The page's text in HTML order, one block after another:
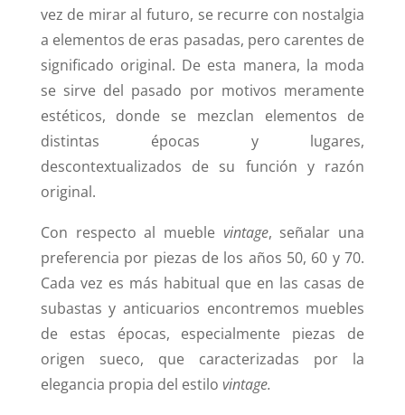
vez de mirar al futuro, se recurre con nostalgia
a elementos de eras pasadas, pero carentes de
significado original. De esta manera, la moda
se sirve del pasado por motivos meramente
estéticos, donde se mezclan elementos de
distintas épocas y lugares,
descontextualizados de su función y razón
original.
Con respecto al mueble vintage, señalar una
preferencia por piezas de los años 50, 60 y 70.
Cada vez es más habitual que en las casas de
subastas y anticuarios encontremos muebles
de estas épocas, especialmente piezas de
origen sueco, que caracterizadas por la
elegancia propia del estilo vintage.